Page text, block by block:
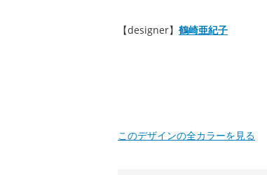
【designer】 鶴崎亜紀子
このデザインの全カラーを見る